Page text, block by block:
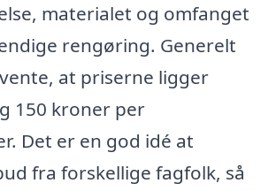
materialet og omfanget
rengøring. Generelt
at priserne ligger
150 kroner per
Det er en god idé at
fra forskellige fagfolk, så